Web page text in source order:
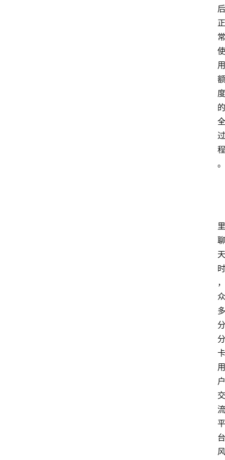
后
正
常
使
用
额
度
的
全
过
程
。
里
聊
天
时
，
众
多
分
分
卡
用
户
交
流
平
台
风